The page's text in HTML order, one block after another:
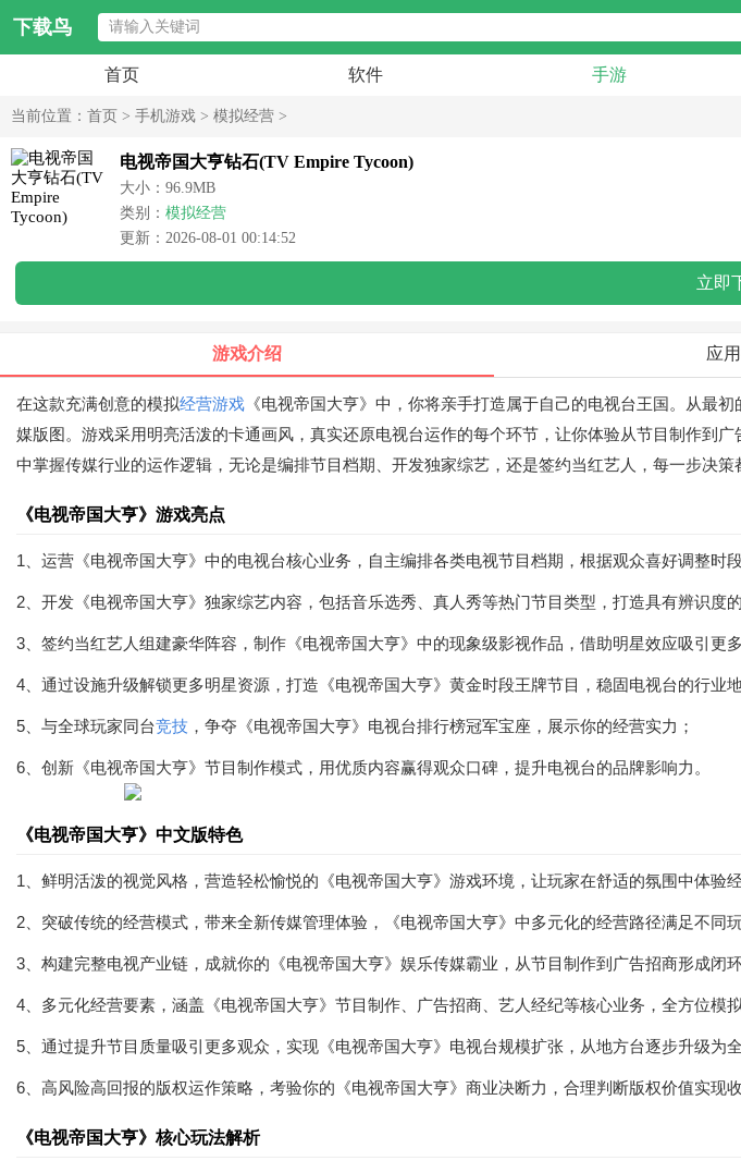
下载鸟
首页 软件 手游
当前位置： 首页 > 手机游戏 > 模拟经营 >
电视帝国大亨钻石(TV Empire Tycoon)
大小：96.9MB
类别： 模拟经营
更新：2026-08-01 00:14:52
立即
游戏介绍 应
在这款充满创意的模拟经营游戏 《电视帝国大亨》中，你将亲手打造属于自己的电视台王国。从最
媒版图。游戏采用明亮活泼的卡通画风，真实还原电视台运作的每个环节，让你体验从节目制作到
中掌握传媒行业的运作逻辑，无论是编排节目档期、开发独家综艺，还是签约当红艺人，每一步决
《电视帝国大亨》游戏亮点
1、运营《电视帝国大亨》中的电视台核心业务，自主编排各类电视节目档期，根据观众喜好调整时
2、开发《电视帝国大亨》独家综艺内容，包括音乐选秀、真人秀等热门节目类型，打造具有辨识度
3、签约当红艺人组建豪华阵容，制作《电视帝国大亨》中的现象级影视作品，借助明星效应吸引更多
4、通过设施升级解锁更多明星资源，打造《电视帝国大亨》黄金时段王牌节目，稳固电视台的行业地
5、与全球玩家同台竞技 ，争夺《电视帝国大亨》电视台排行榜冠军宝座，展示你的经营实力；
6、创新《电视帝国大亨》节目制作模式，用优质内容赢得观众口碑，提升电视台的品牌影响力。
《电视帝国大亨》中文版特色
1、鲜明活泼的视觉风格，营造轻松愉悦的《电视帝国大亨》游戏环境，让玩家在舒适的氛围中体验
2、突破传统的经营模式，带来全新传媒管理体验，《电视帝国大亨》中多元化的经营路径满足不同
3、构建完整电视产业链，成就你的《电视帝国大亨》娱乐传媒霸业，从节目制作到广告招商形成闭环
4、多元化经营要素，涵盖《电视帝国大亨》节目制作、广告招商、艺人经纪等核心业务，全方位模
5、通过提升节目质量吸引更多观众，实现《电视帝国大亨》电视台规模扩张，从地方台逐步升级为
6、高风险高回报的版权运作策略，考验你的《电视帝国大亨》商业决断力，合理判断版权价值实现收
《电视帝国大亨》核心玩法解析